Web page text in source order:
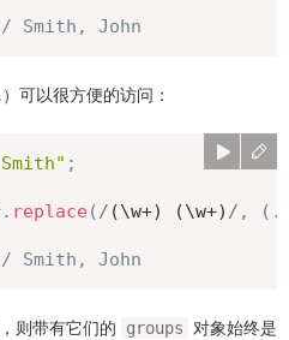
Smith, John
可以很方便的访问：
;
. replace (/ (\w+) (\w+) / , (
Smith, John
则带有它们的 groups
对象始终是